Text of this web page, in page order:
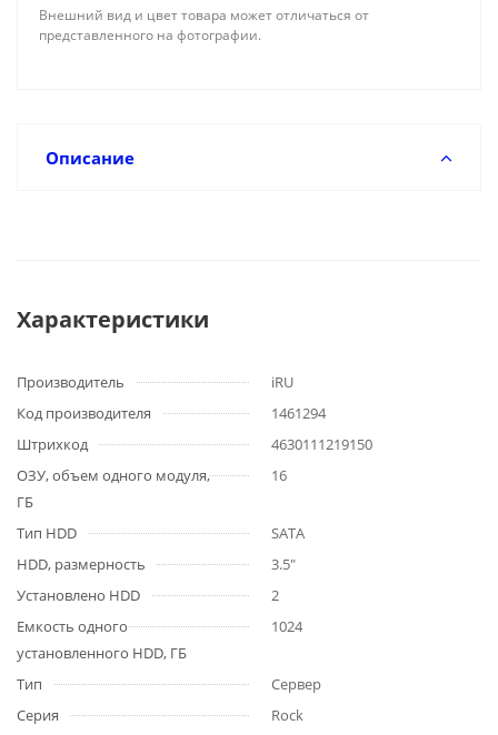
Внешний вид и цвет товара может отличаться от
представленного на фотографии.
Описание
Характеристики
Производитель
iRU
Код производителя
1461294
Штрихкод
4630111219150
ОЗУ, объем одного модуля,
ГБ
16
Тип HDD
SATA
HDD, размерность
3.5"
Установлено HDD
2
Емкость одного
установленного HDD, ГБ
1024
Тип
Сервер
Серия
Rock